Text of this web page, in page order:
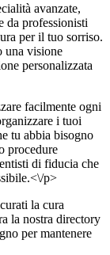
avanzate,
da professionisti
per il tuo sorriso.
una visione
personalizzata
facilmente ogni
i tuoi
tu abbia bisogno
procedure
di fiducia che
p>
la cura
la nostra directory
per mantenere